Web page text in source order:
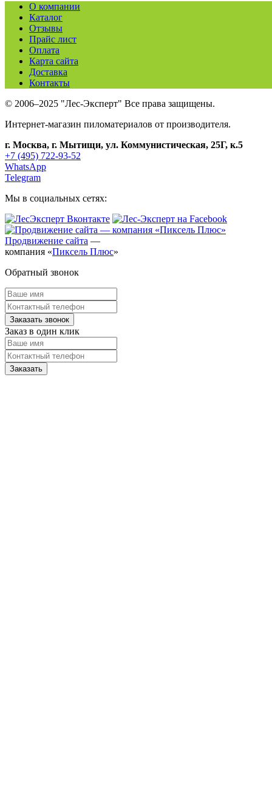
О компании
Каталог
Отзывы
Прайс лист
Оплата
Карта сайта
Доставка
Контакты
© 2006–2025 "Лес-Эксперт" Все права защищены.
Интернет-магазин пиломатериалов от производителя.
г. Москва, г. Мытищи, ул. Коммунистическая, 25Г, к.5
+7 (495) 722-93-52
WhatsApp
Telegram
Мы в социальных сетях:
Продвижение сайта —
компания «Пиксель Плюс»
Обратный звонок
Заказ в один клик